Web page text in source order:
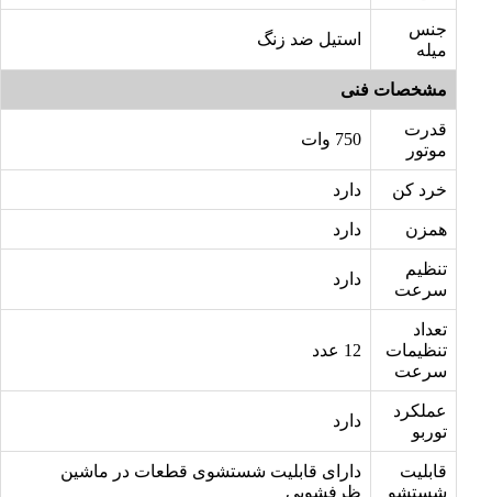
جنس
میله
استیل ضد زنگ
مشخصات فنی
قدرت
موتور
750 وات
خرد کن دارد
همزن دارد
تنظیم
سرعت
دارد
تعداد
تنظیمات
سرعت
عملکرد
توربو
دارد
قابلیت
شستشو
دارای قابلیت شستشوی قطعات در ماشین
ظرفشویی